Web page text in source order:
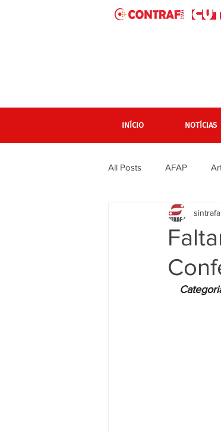
INÍCIO NOTÍCIAS
All Posts AFAP
banner grande pagina
Em destaque Página